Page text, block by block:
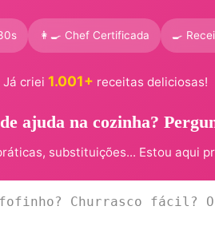
👩‍🍳 Chef Certificada 🍳
Já criei 1.001+ receitas deliciosas!
ajuda na cozinha?
substituições... Estou aqui